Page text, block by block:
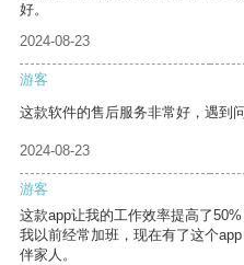
好。
2024-08-23
游客
这款软件的售后服务非常好，遇到
2024-08-23
游客
这款app让我的工作效率提高了
我以前经常加班，现在有了这个
伴家人。